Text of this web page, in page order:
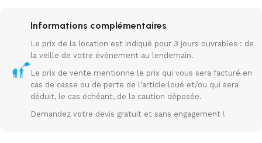
Informations complémentaires
Le prix de la location est indiqué pour 3 jours ouvrables : de
la veille de votre événement au lendemain.
Le prix de vente mentionne le prix qui vous sera facturé en
cas de casse ou de perte de l’article loué et/ou qui sera
déduit, le cas échéant, de la caution déposée.
Demandez votre devis gratuit et sans engagement !